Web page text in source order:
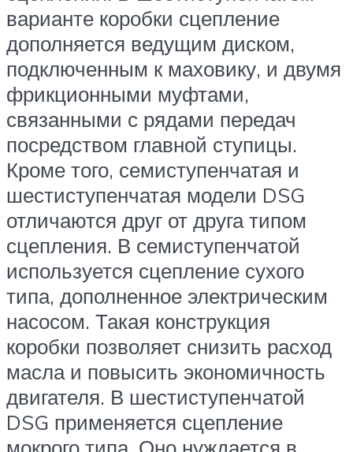
варианте коробки сцепление
дополняется ведущим диском,
подключенным к маховику, и двумя
фрикционными муфтами,
связанными с рядами передач
посредством главной ступицы.
Кроме того, семиступенчатая и
шестиступенчатая модели DSG
отличаются друг от друга типом
сцепления. В семиступенчатой
используется сцепление сухого
типа, дополненное электрическим
насосом. Такая конструкция
коробки позволяет снизить расход
масла и повысить экономичность
двигателя. В шестиступенчатой
DSG применяется сцепление